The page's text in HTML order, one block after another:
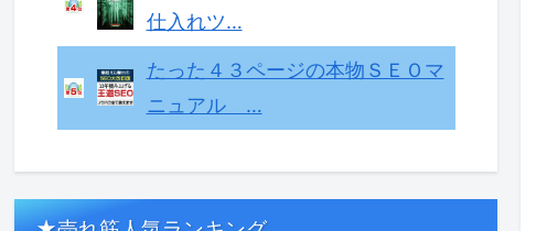
仕入れツ…
たった４３ページの本物ＳＥＯマ
ニュアル …